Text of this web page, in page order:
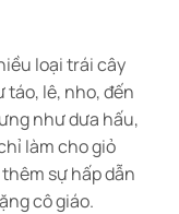
loại trái cây
lê, nho, đến
như dưa hấu,
làm cho giỏ
sự hấp dẫn
cô giáo.